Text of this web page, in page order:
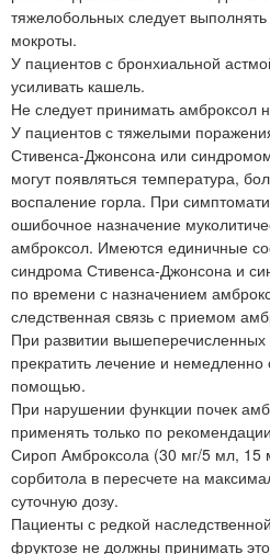
тяжелобольных следует
мокроты.
У пациентов с бронхиальной
усиливать кашель.
Не следует принимать амброксол
У пациентов с тяжелыми
Стивенса-Джонсона или
могут появляться температура,
воспаление горла. При
ошибочное назначение
амброксол. Имеются единичные
синдрома Стивенса-Джонсона и
по времени с назначением
следственная связь с приемом
При развитии
прекратить лечение и немедленно
помощью.
При нарушении функции почек
применять только по
Сироп Амброксола (30 мг/5 мл, 15
сорбитола в пересчете на
суточную дозу.
Пациенты с редкой
фруктозе не должны принимать